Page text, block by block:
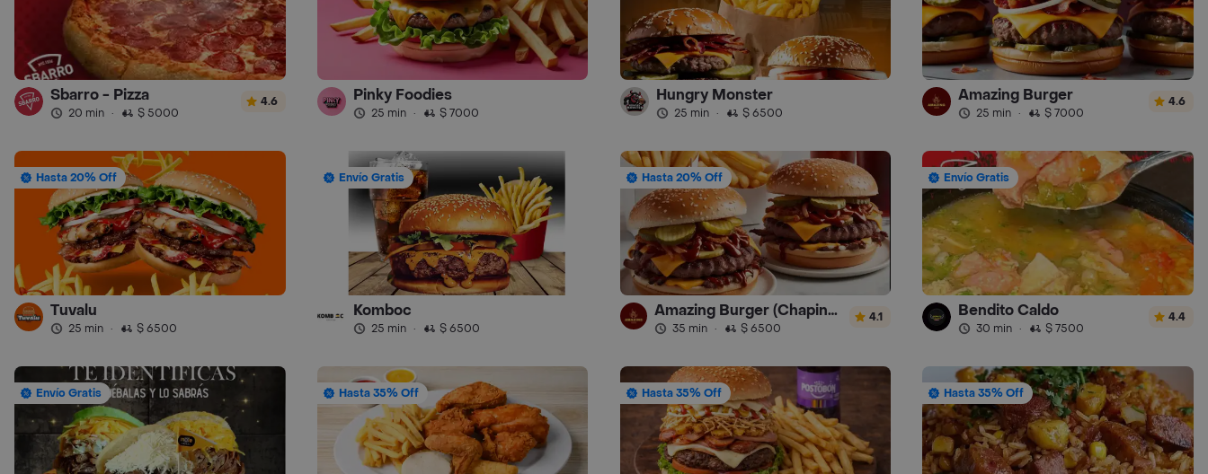
Sbarro - Pizza
20 min · $ 5000
4.6 Pinky Foodies
25 min · $ 7000
Hungry Monster
25 min · $ 6500
Amazing Burger
25 min · $ 7000
4.6
Hasta 20% Off
Tuvalu
25 min · $ 6500
Envío Gratis
Komboc
25 min · $ 6500
Hasta 20% Off
Amazing Burger (Chapinero)
35 min · $ 6500
4.1
Envío Gratis
Bendito Caldo
30 min · $ 7500
4.4
Envío Gratis Hasta 35% Off Hasta 35% Off Hasta 35% Off